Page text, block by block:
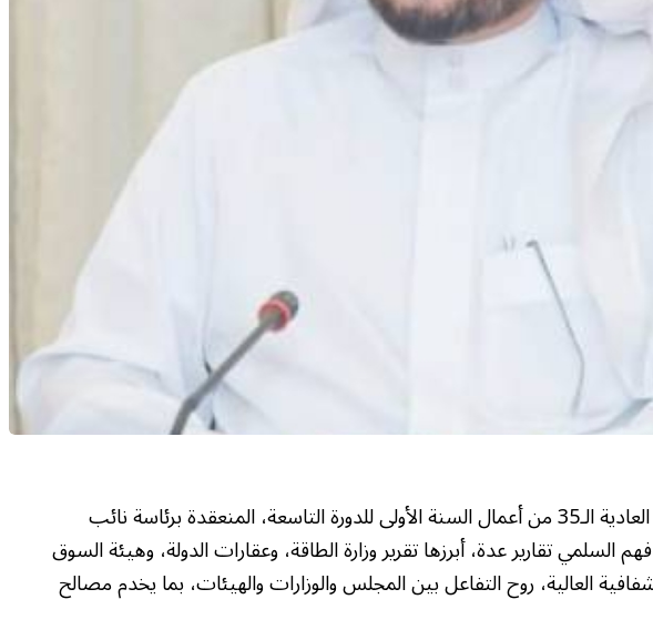
ناقش مجلس الشورى في جلسته العادية الـ35 من أعمال السنة الأولى للدورة التاسعة، المنعقدة برئاسة نائب
تقارير عدة، أبرزها تقرير وزارة الطاقة، وعقارات الدولة، وهيئة السوق
العالية، روح التفاعل بين المجلس والوزارات والهيئات، بما يخدم مصالح